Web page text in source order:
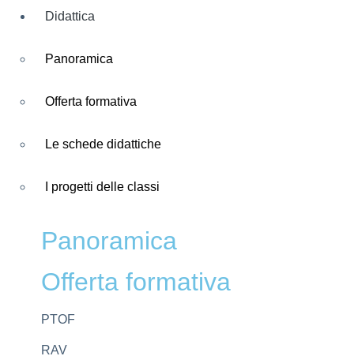
Didattica
Panoramica
Offerta formativa
Le schede didattiche
I progetti delle classi
Panoramica
Offerta formativa
PTOF
RAV